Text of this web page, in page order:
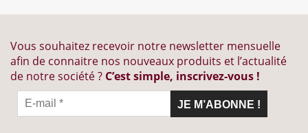
Vous souhaitez recevoir notre newsletter mensuelle
afin de connaitre nos nouveaux produits et l’actualité
de notre société ? C’est simple, inscrivez-vous !